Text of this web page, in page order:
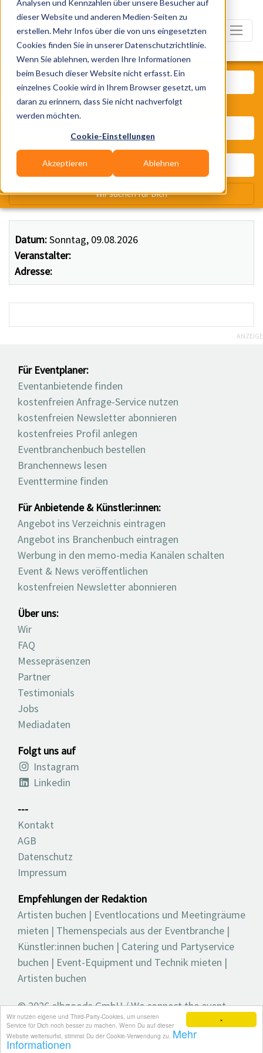
×
Wir nutzen eigene und Third-Party-Cookies, um unseren
Service für Dich noch besser zu machen. Wenn Du auf dieser
Website weitersurfst, stimmst Du der Cookie-Verwendung zu. Mehr
Informationen
Analysen und Kennzahlen über unsere Besucher auf
dieser Website und anderen Medien-Seiten zu
erstellen. Mehr Infos über die von uns eingesetzten
Cookies finden Sie in unserer Datenschutzrichtlinie.
Wenn Sie ablehnen, werden Ihre Informationen
beim Besuch dieser Website nicht erfasst. Ein
einzelnes Cookie wird in Ihrem Browser gesetzt, um
daran zu erinnern, dass Sie nicht nachverfolgt
werden möchten.
Cookie-Einstellungen
Akzeptieren Ablehnen
Datum:Sonntag, 09.08.2026
Veranstalter:
Adresse:
Was? Künstler, Zelte, Bands,
Wir suchen für Dich
ANZEIGE
Für Eventplaner:
Eventanbietende finden
kostenfreien Anfrage-Service nutzen
kostenfreien Newsletter abonnieren
kostenfreies Profil anlegen
Eventbranchenbuch bestellen
Branchennews lesen
Eventtermine finden
Für Anbietende & Künstler:innen:
Angebot ins Verzeichnis eintragen
Angebot ins Branchenbuch eintragen
Werbung in den memo-media Kanälen schalten
Event & News veröffentlichen
kostenfreien Newsletter abonnieren
Über uns:
Wir
FAQ
Messepräsenzen
Partner
Testimonials
Jobs
Mediadaten
Folgt uns auf
Instagram
Linkedin
---
Kontakt
AGB
Datenschutz
Impressum
Empfehlungen der Redaktion
Artisten buchen | Eventlocations und Meetingräume
mieten | Themenspecials aus der Eventbranche |
Künstler:innen buchen | Catering und Partyservice
buchen | Event-Equipment und Technik mieten |
Artisten buchen
© 2026 elbgoods GmbH / We connect the event
industry / Medienvielfalt für die Eventplanung /
Eventbranchenbuch, Blog, Magazin und mehr